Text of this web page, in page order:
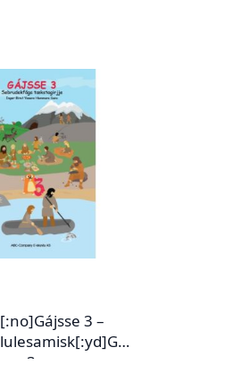
[:no]Gájsse 3 –
lulesamisk[:yd]Gáj
sse 3 –